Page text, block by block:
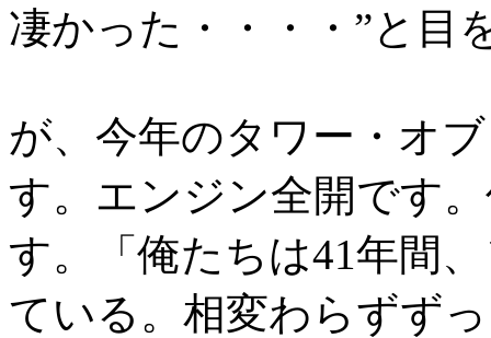
凄かった・・・・”と目
が、今年のタワー・オ
す。エンジン全開です
す。「俺たちは41年間
ている。相変わらずず